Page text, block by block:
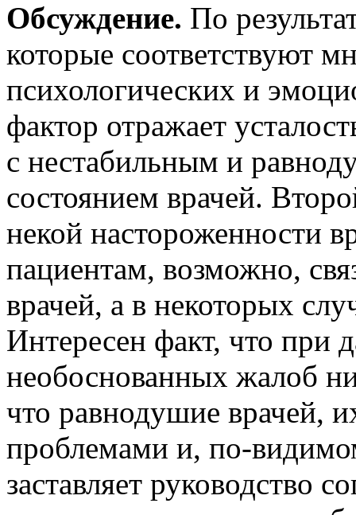
Обсуждение. По
которые соответствуют
психологических и
фактор отражает
с нестабильным и
состоянием врачей.
некой настороженности
пациентам, возможно,
врачей, а в некоторых
Интересен факт, что при
необоснованных жалоб
что равнодушие врачей,
проблемами и, по-
заставляет руководство